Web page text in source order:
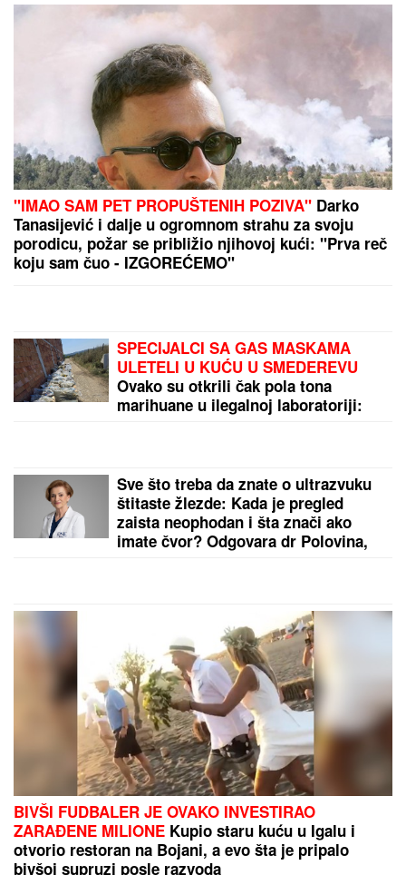
"Varao me je, ali me nikada nije ponižavao": Folkeru
žena oprostila što je bio intiman sa drugim ženama,
ovako priča o svemu